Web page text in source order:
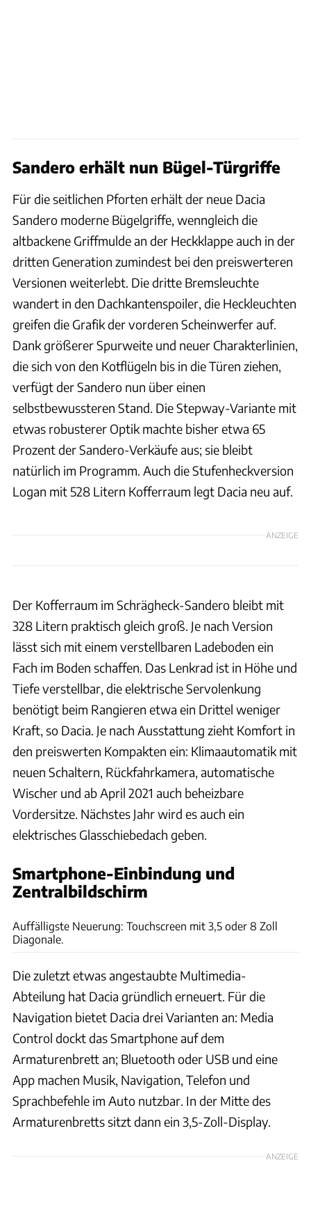
Sandero erhält nun Bügel-Türgriffe
Für die seitlichen Pforten erhält der neue Dacia
Sandero moderne Bügelgriffe, wenngleich die
altbackene Griffmulde an der Heckklappe auch in der
dritten Generation zumindest bei den preiswerteren
Versionen weiterlebt. Die dritte Bremsleuchte
wandert in den Dachkantenspoiler, die Heckleuchten
greifen die Grafik der vorderen Scheinwerfer auf.
Dank größerer Spurweite und neuer Charakterlinien,
die sich von den Kotflügeln bis in die Türen ziehen,
verfügt der Sandero nun über einen
selbstbewussteren Stand. Die Stepway-Variante mit
etwas robusterer Optik machte bisher etwa 65
Prozent der Sandero-Verkäufe aus; sie bleibt
natürlich im Programm. Auch die Stufenheckversion
Logan mit 528 Litern Kofferraum legt Dacia neu auf.
ANZEIGE
Der Kofferraum im Schrägheck-Sandero bleibt mit
328 Litern praktisch gleich groß. Je nach Version
lässt sich mit einem verstellbaren Ladeboden ein
Fach im Boden schaffen. Das Lenkrad ist in Höhe und
Tiefe verstellbar, die elektrische Servolenkung
benötigt beim Rangieren etwa ein Drittel weniger
Kraft, so Dacia. Je nach Ausstattung zieht Komfort in
den preiswerten Kompakten ein: Klimaautomatik mit
neuen Schaltern, Rückfahrkamera, automatische
Wischer und ab April 2021 auch beheizbare
Vordersitze. Nächstes Jahr wird es auch ein
elektrisches Glasschiebedach geben.
Smartphone-Einbindung und
Zentralbildschirm
Auffälligste Neuerung: Touchscreen mit 3,5 oder 8 Zoll
Diagonale.
Die zuletzt etwas angestaubte Multimedia-
Abteilung hat Dacia gründlich erneuert. Für die
Navigation bietet Dacia drei Varianten an: Media
Control dockt das Smartphone auf dem
Armaturenbrett an; Bluetooth oder USB und eine
App machen Musik, Navigation, Telefon und
Sprachbefehle im Auto nutzbar. In der Mitte des
Armaturenbretts sitzt dann ein 3,5-Zoll-Display.
ANZEIGE